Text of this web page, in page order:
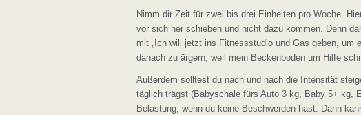
Nimm dir Zeit für zwei bis drei Einheiten pro Woche.
vor sich her schieben und nicht dazu kommen. Denn
mit „Ich will jetzt ins Fitnessstudio und Gas geben,
danach zu ärgern, weil mein Beckenboden um Hilfe
Außerdem solltest du nach und nach die Intensität
täglich trägst (Babyschale fürs Auto 3 kg, Baby 5+
Belastung, wenn du keine Beschwerden hast. Dann